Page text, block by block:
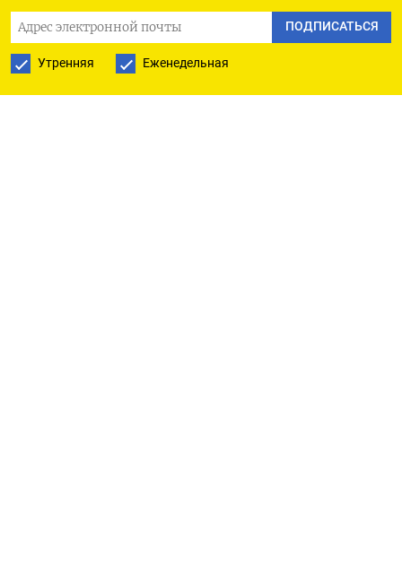
ПОДПИСАТЬСЯ
Утренняя Еженедельная